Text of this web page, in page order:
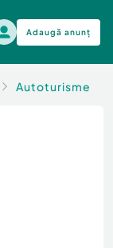
Adaugă anunț
Autoturisme